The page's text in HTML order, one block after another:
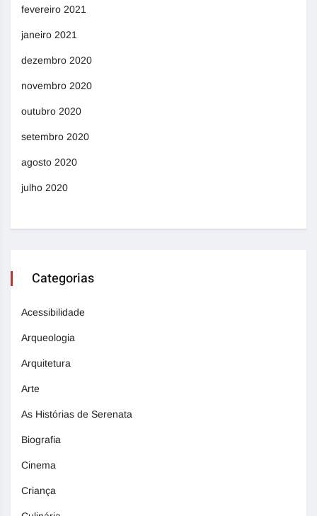
fevereiro 2021
janeiro 2021
dezembro 2020
novembro 2020
outubro 2020
setembro 2020
agosto 2020
julho 2020
Categorias
Acessibilidade
Arqueologia
Arquitetura
Arte
As Histórias de Serenata
Biografia
Cinema
Criança